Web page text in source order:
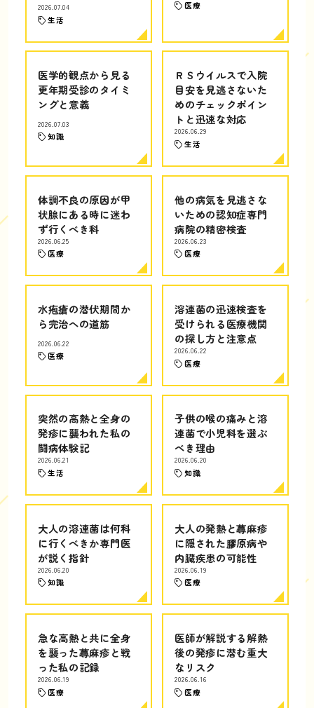
2026.07.04
生活
医療
医学的観点から見る
更年期受診のタイミ
ングと意義
2026.07.03
知識
ＲＳウイルスで入院
目安を見逃さないた
めのチェックポイン
トと迅速な対応
2026.06.29
生活
体調不良の原因が甲
状腺にある時に迷わ
ず行くべき科
2026.06.25
医療
他の病気を見逃さな
いための認知症専門
病院の精密検査
2026.06.23
医療
水疱瘡の潜伏期間か
ら完治への道筋
2026.06.22
医療
溶連菌の迅速検査を
受けられる医療機関
の探し方と注意点
2026.06.22
医療
突然の高熱と全身の
発疹に襲われた私の
闘病体験記
2026.06.21
生活
子供の喉の痛みと溶
連菌で小児科を選ぶ
べき理由
2026.06.20
知識
大人の溶連菌は何科
に行くべきか専門医
が説く指針
2026.06.20
知識
大人の発熱と蕁麻疹
に隠された膠原病や
内臓疾患の可能性
2026.06.19
医療
急な高熱と共に全身
を襲った蕁麻疹と戦
った私の記録
2026.06.19
医療
医師が解説する解熱
後の発疹に潜む重大
なリスク
2026.06.16
医療